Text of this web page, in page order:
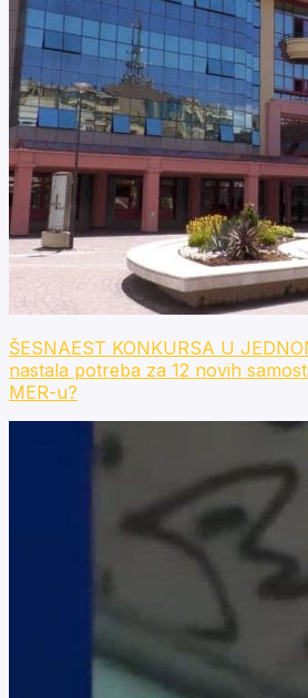
ŠESNAEST KONKURSA U
nastala potreba za 12 novih
MER-u?